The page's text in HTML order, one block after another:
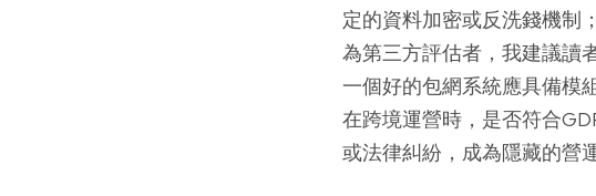
定的資料加密或反洗錢機制
為第三方評估者，我建議讀
一個好的包網系統應具備模
在跨境運營時，是否符合
或法律糾紛，成為隱藏的營